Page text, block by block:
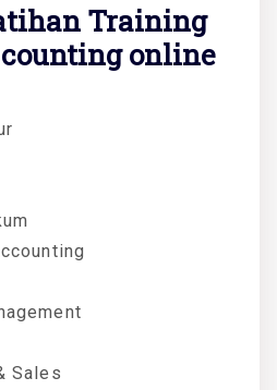
Training
online
Sales